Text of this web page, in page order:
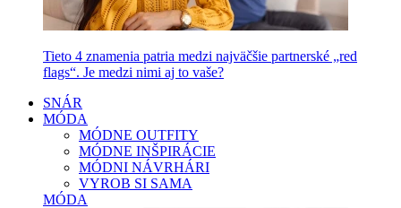
Tieto 4 znamenia patria medzi najväčšie partnerské „red
flags“. Je medzi nimi aj to vaše?
SNÁR
MÓDA
MÓDNE OUTFITY
MÓDNE INŠPIRÁCIE
MÓDNI NÁVRHÁRI
VYROB SI SAMA
MÓDA